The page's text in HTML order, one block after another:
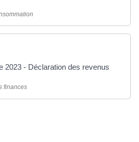
2023 - Déclaration des revenus
finances